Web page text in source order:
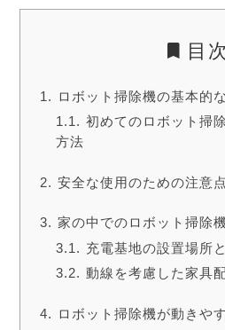
目次
ロボット掃除機の基本的
初めてのロボット掃
方法
安全な使用のための注意点
家の中でのロボット掃除
充電基地の設置場所
動線を考慮した家具
ロボット掃除機が動きや